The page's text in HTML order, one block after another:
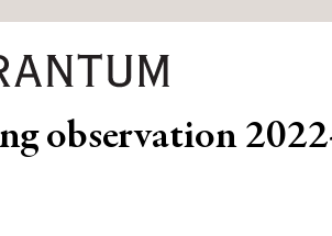
observation